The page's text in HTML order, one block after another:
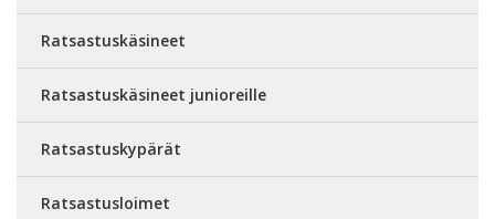
Ratsastuskäsineet
Ratsastuskäsineet junioreille
Ratsastuskypärät
Ratsastusloimet